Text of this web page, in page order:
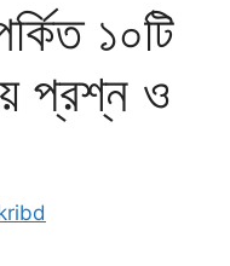
১০টি
প্রশ্ন ও